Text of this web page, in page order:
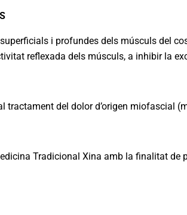
i profundes dels músculs del
reflexada dels músculs, a inhibir la
tractament del dolor d’origen miofascial
Tradicional Xina amb la finalitat